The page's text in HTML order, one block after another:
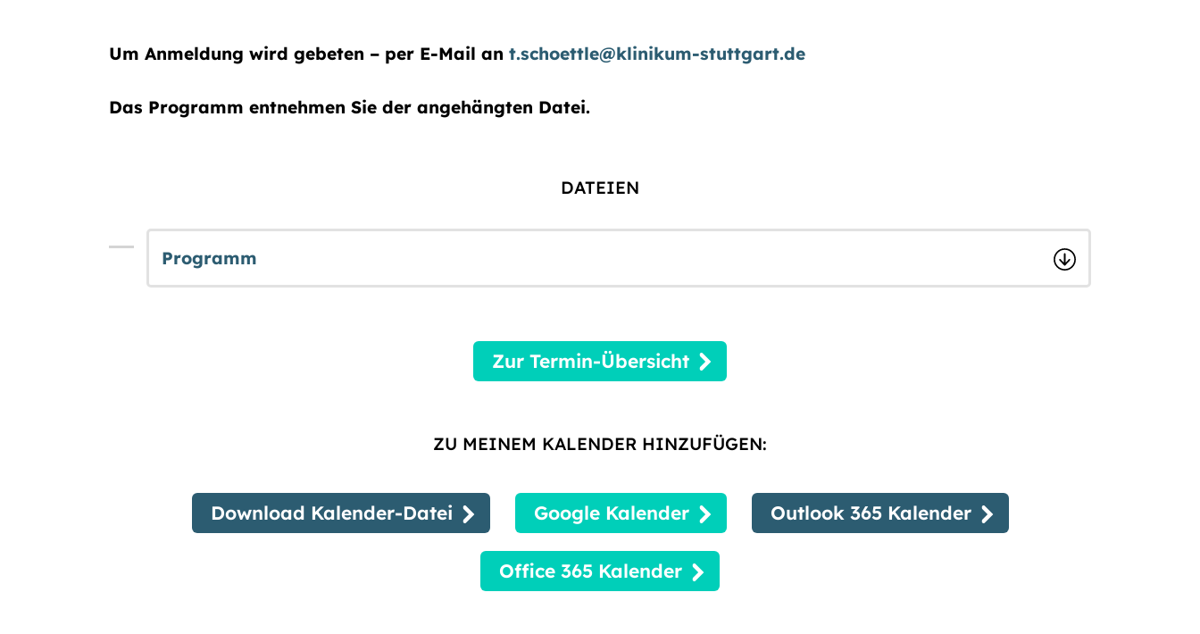
Um Anmeldung wird gebeten – per E-Mail an t.schoettle@klinikum-stuttgart.de
Das Programm entnehmen Sie der angehängten Datei.
DATEIEN
Programm
Zur Termin-Übersicht
ZU MEINEM KALENDER HINZUFÜGEN:
Download Kalender-Datei Google Kalender Outlook 365 Kalender
Office 365 Kalender